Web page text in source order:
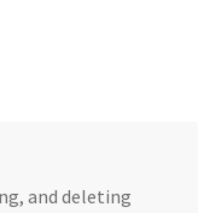
and deleting